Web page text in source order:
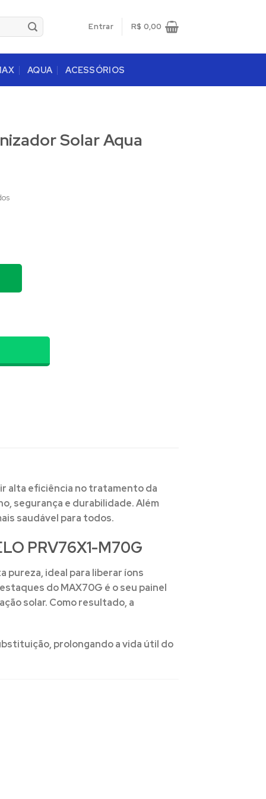
Entrar R$ 0,00
AQUA ACESSÓRIOS
Solar Aqua
MAX70G quantidade
alta eficiência no tratamento da
segurança e durabilidade. Além
saudável para todos.
PRV76X1-M70G
pureza, ideal para liberar íons
do MAX70G é o seu painel
solar. Como resultado, a
prolongando a vida útil do